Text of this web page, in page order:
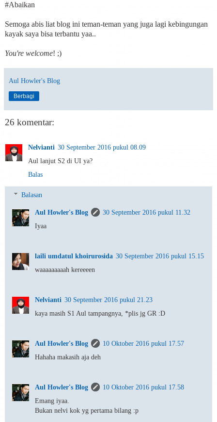
#Abaikan
Semoga abis liat blog ini teman-teman yang juga lagi kebingungan
kayak saya bisa terbantu yaa..
You're welcome! ;)
Aul Howler's Blog
Berbagi
26 komentar:
Nelvianti 30 September 2016 pukul 08.09
Aul lanjut S2 di UI ya?
Balas
Balasan
Aul Howler's Blog
30 September 2016 pukul 11.32
Iyaa
laili umdatul khoirurosida 30 September 2016 pukul 15.15
waaaaaaaaah kereeeen
Nelvianti 30 September 2016 pukul 21.23
kaya masih S1 Aul tampangnya, *plis jg GR :D
Aul Howler's Blog
10 Oktober 2016 pukul 17.57
Hahaha makasih aja deh
Aul Howler's Blog
10 Oktober 2016 pukul 17.58
Emang iyaa.
Bukan nelvi kok yg pertama bilang :p